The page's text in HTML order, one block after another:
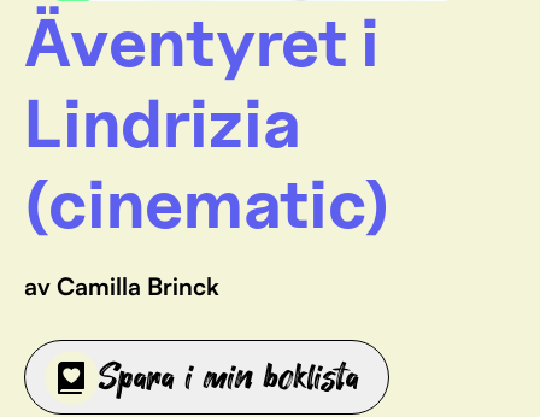
Äventyret i
Lindrizia
(cinematic)
av Camilla Brinck
Spara i min boklista